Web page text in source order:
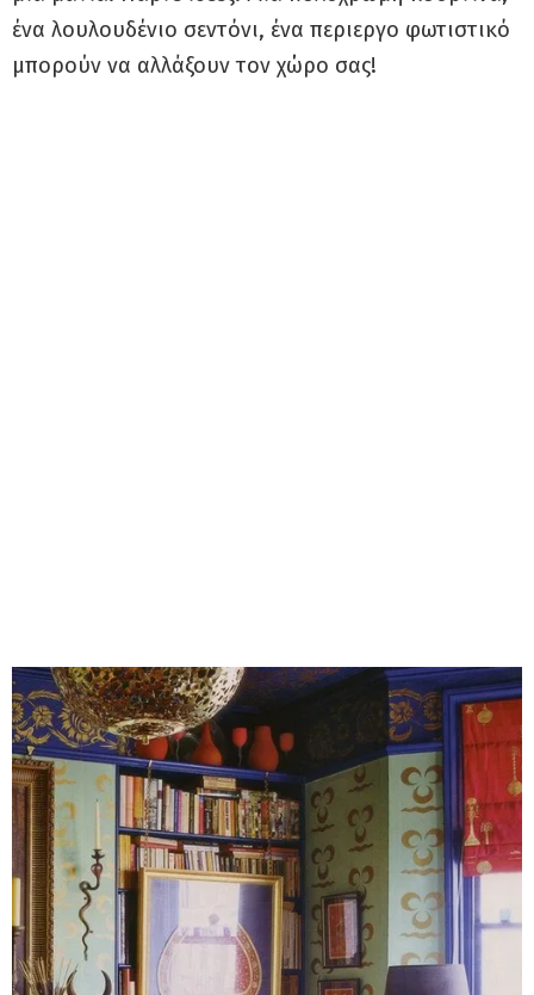
ένα λουλουδένιο σεντόνι, ένα περιεργο φωτιστικό
μπορούν να αλλάξουν τον χώρο σας!